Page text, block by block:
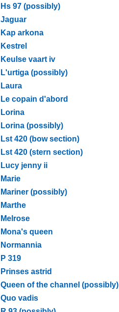
Hs 97 (possibly)
Jaguar
Kap arkona
Kestrel
Keulse vaart iv
L'urtiga (possibly)
Laura
Le copain d'abord
Lorina
Lorina (possibly)
Lst 420 (bow section)
Lst 420 (stern section)
Lucy jenny ii
Marie
Mariner (possibly)
Marthe
Melrose
Mona's queen
Normannia
P 319
Prinses astrid
Queen of the channel (possibly)
Quo vadis